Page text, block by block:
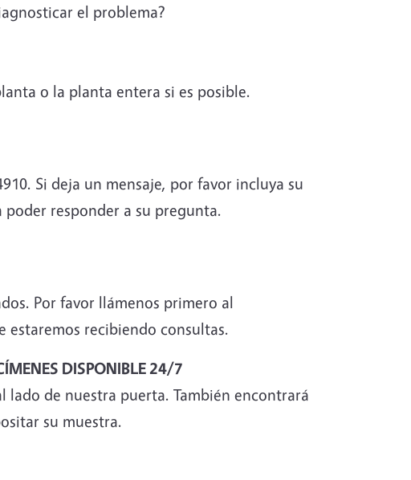
el problema?
o la planta entera si es posible.
Si deja un mensaje, por favor incluya su
responder a su pregunta.
Por favor llámenos primero al
estaremos recibiendo consultas.
DISPONIBLE 24/7
lado de nuestra puerta. También encontrará
su muestra.